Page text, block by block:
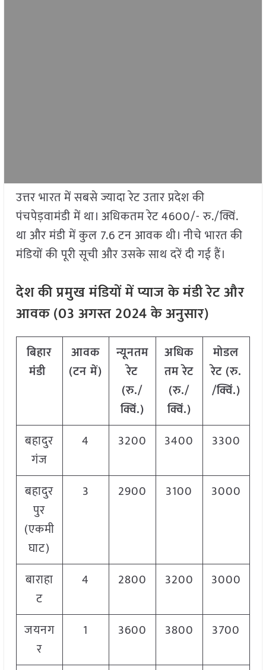
उत्तर भारत में सबसे ज्यादा रेट उतार प्रदेश की
पंचपेड़वामंडी में था। अधिकतम रेट 4600/- रु./क्विं.
था और मंडी में कुल 7.6 टन आवक थी। नीचे भारत की
मंडियों की पूरी सूची और उसके साथ दरें दी गई हैं।
देश की प्रमुख मंडियों में प्याज के मंडी रेट और
आवक (03 अगस्त 2024के अनुसार)
बिहार
मंडी
आवक
(टन में)
न्यूनतम
रेट
(रु./
क्विं.)
अधिक
तम रेट
(रु./
क्विं.)
मोडल
रेट (रु.
/क्विं.)
बहादुर
गंज
4 3200 3400 3300
बहादुर
पुर
(एकमी
घाट)
3 2900 3100 3000
बाराहा
ट
4 2800 3200 3000
जयनग
र
1 3600 3800 3700